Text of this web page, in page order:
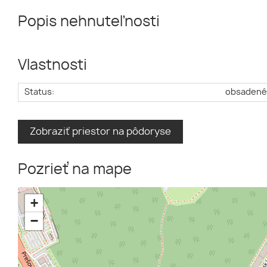
Popis nehnuteľnosti
Vlastnosti
Status: obsadené
Zobraziť priestor na pôdoryse
Pozrieť na mape
+
−